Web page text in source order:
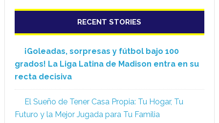
RECENT STORIES
¡Goleadas, sorpresas y fútbol bajo 100
grados! La Liga Latina de Madison entra en su
recta decisiva
El Sueño de Tener Casa Propia: Tu Hogar, Tu
Futuro y la Mejor Jugada para Tu Familia